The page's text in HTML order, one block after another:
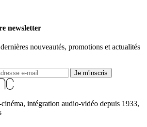
newsletter
nouveautés, promotions et actualités
Je m'inscris
intégration audio-vidéo depuis 1933,